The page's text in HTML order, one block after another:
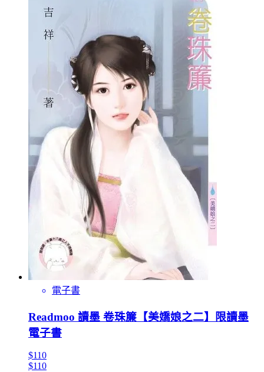
電子書
Readmoo 讀墨 卷珠簾【美嬌娘之二】限讀墨
電子書
$110
$110